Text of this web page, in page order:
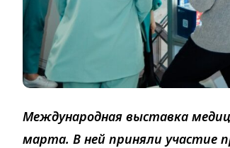
Международная выставка
марта. В ней приняли участие